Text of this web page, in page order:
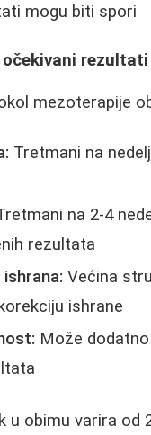
mogu biti spori
rezultati
mezoterapije
Tretmani na
na 2-4
rezultata
Većina
ishrane
Može
u obimu varira od